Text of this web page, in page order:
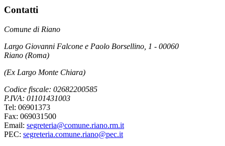
Contatti
Comune di Riano
Largo Giovanni Falcone e Paolo Borsellino, 1 - 00060
Riano (Roma)
(Ex Largo Monte Chiara)
Codice fiscale: 02682200585
P.IVA: 01101431003
Tel: 06901373
Fax: 069031500
Email: segreteria@comune.riano.rm.it
PEC: segreteria.comune.riano@pec.it